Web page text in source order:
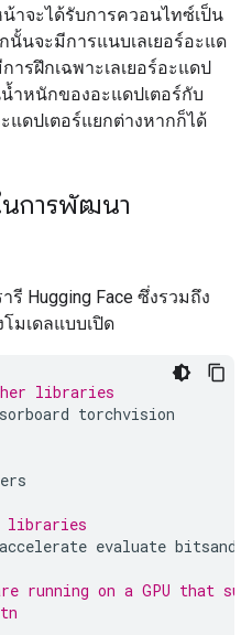
น้าจะได้รับการควอนไทซ์เป็น
นจะมีการแนบเลเยอร์อะแด
ารฝึกเฉพาะเลเยอร์อะแดป
ำหนักของอะแดปเตอร์กับ
แดปเตอร์แยกต่างหากก็ได้
การพัฒนา
Hugging Face ซึ่งรวมถึง
มเดลแบบเปิด
libraries
torchvision
libraries
accelerate evaluate
running on a GPU that